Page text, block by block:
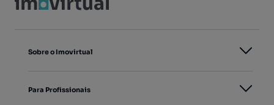
Sobre o Imovirtual
Para Profissionais